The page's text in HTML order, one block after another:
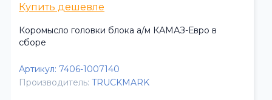
Купить дешевле
Коромысло головки блока а/м КАМАЗ-Евро в
сборе
Артикул: 7406-1007140
Производитель: TRUCKMARK